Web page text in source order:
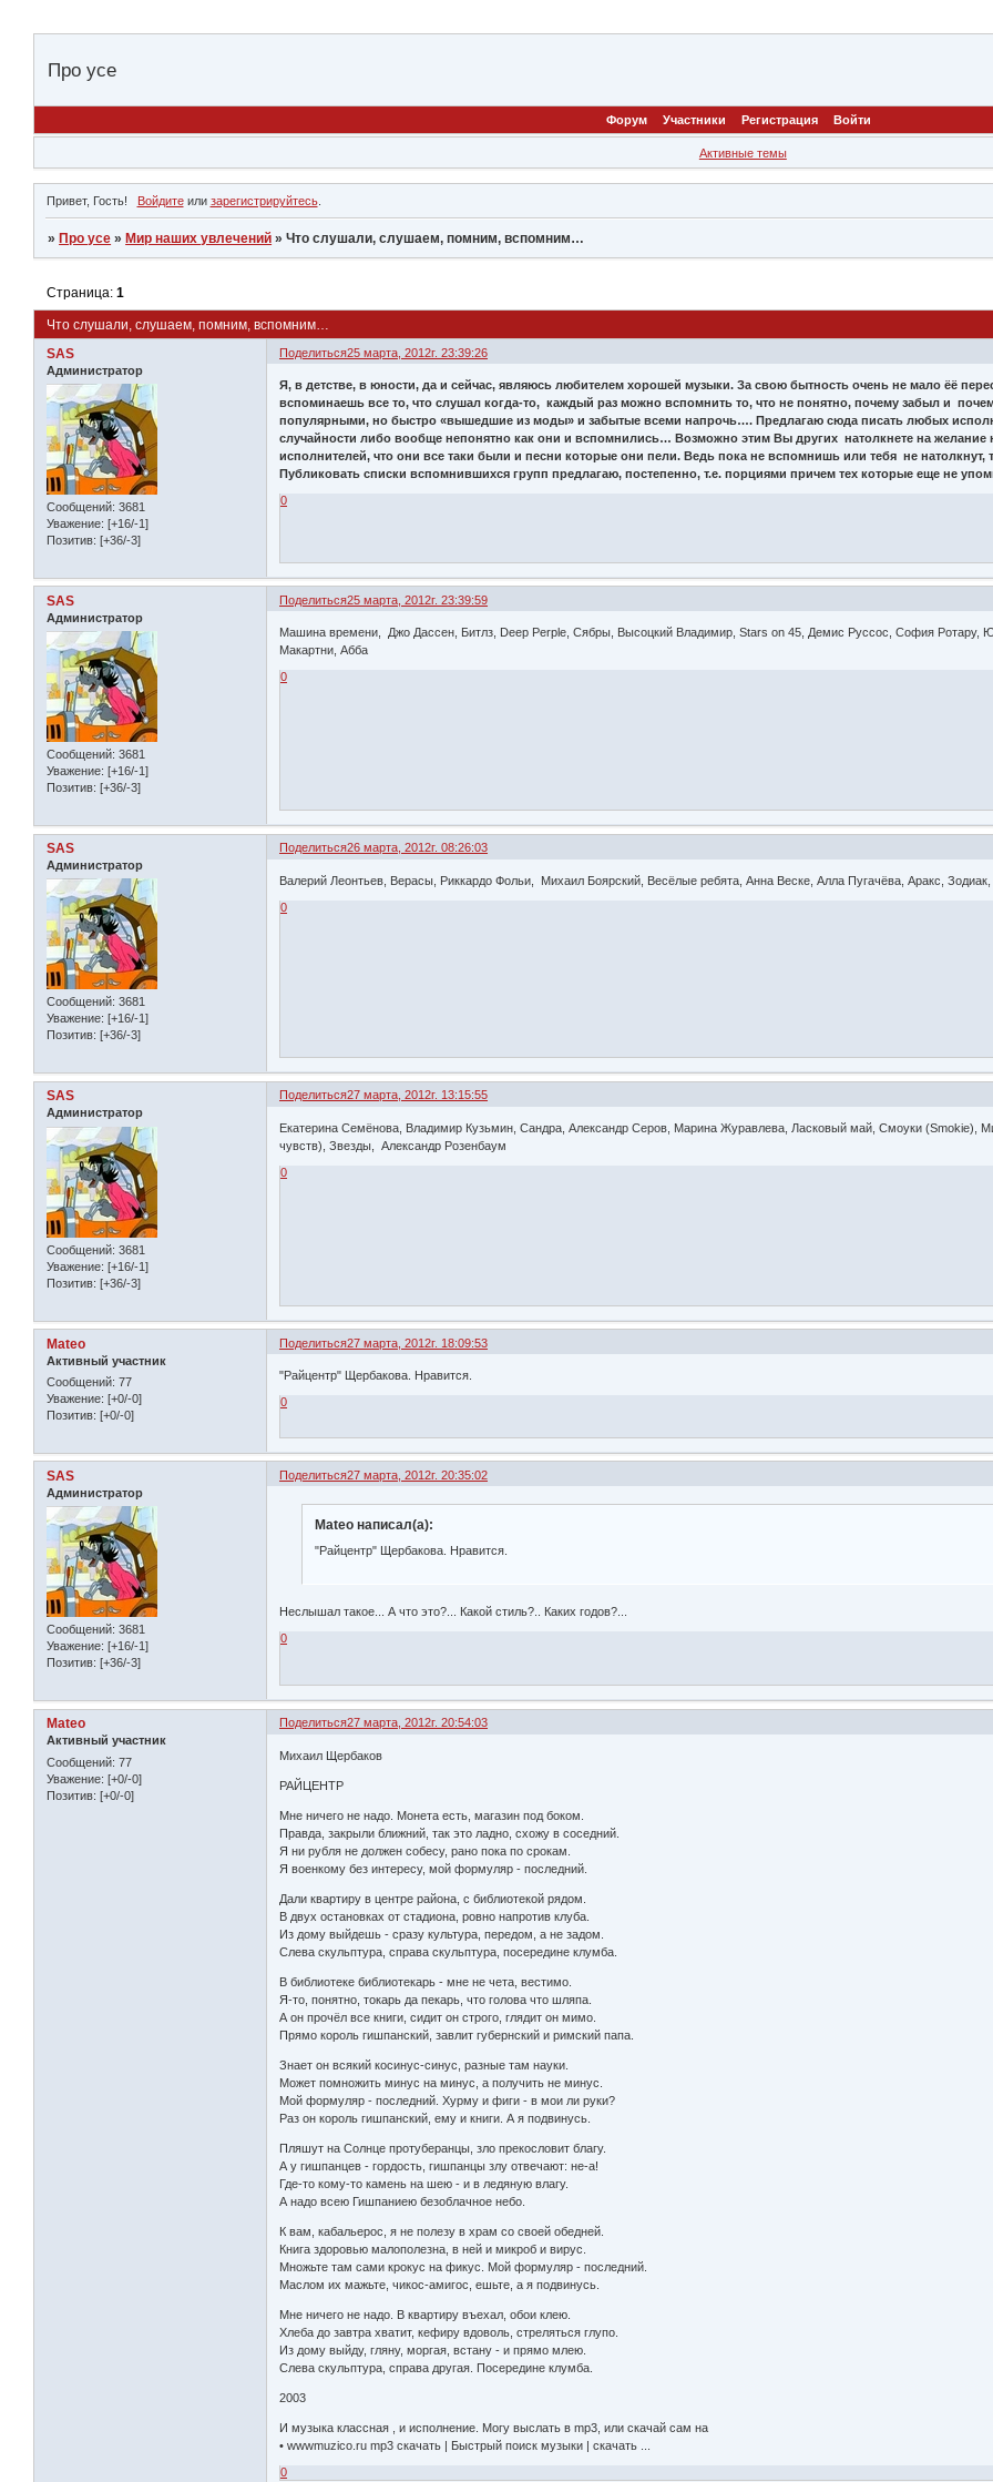
Про усе
Форум Участники Регистрация Войти
Активные темы
Привет, Гость! Войдитеили зарегистрируйтесь.
» Про усе » Мир наших увлечений »Что слушали, слушаем, помним, вспомним…
Что слушали, слушаем, помним, вспомним…
Страница:1
Поделиться25 марта, 2012г. 23:39:26
SAS
Администратор
Сообщений: 3681
Уважение: [+16/-1]
Позитив: [+36/-3]
Я, в детстве, в юности, да и сейчас, являюсь любителем хорошей музыки. За свою бытность очень не мало ёё
вспоминаешь все то, что слушал когда-то, каждый раз можно вспомнить то, что не понятно, почему забыл и
популярными, но быстро «вышедшие из моды» и забытые всеми напрочь…. Предлагаю сюда писать любых
случайности либо вообще непонятно как они и вспомнились… Возможно этим Вы других натолкнете на желание
исполнителей, что они все таки были и песни которые они пели. Ведь пока не вспомнишь или тебя не натолкнут,
Публиковать списки вспомнившихся групп предлагаю, постепенно, т.е. порциями причем тех которые еще не
0
Поделиться25 марта, 2012г. 23:39:59
SAS
Администратор
Сообщений: 3681
Уважение: [+16/-1]
Позитив: [+36/-3]
Машина времени, Джо Дассен, Битлз, Deep Perple, Сябры, Высоцкий Владимир, Stars on 45, Демис Руссос, София
Макартни, Абба
0
Поделиться26 марта, 2012г. 08:26:03
SAS
Администратор
Сообщений: 3681
Уважение: [+16/-1]
Позитив: [+36/-3]
Валерий Леонтьев, Верасы, Риккардо Фольи, Михаил Боярский, Весёлые ребята, Анна Веске, Алла Пугачёва, Аракс,
0
Поделиться27 марта, 2012г. 13:15:55
SAS
Администратор
Сообщений: 3681
Уважение: [+16/-1]
Позитив: [+36/-3]
Екатерина Семёнова, Владимир Кузьмин, Сандра, Александр Серов, Марина Журавлева, Ласковый май, Смоуки (Smokie),
чувств), Звезды, Александр Розенбаум
0
Поделиться27 марта, 2012г. 18:09:53
Mateo
Активный участник
Сообщений: 77
Уважение: [+0/-0]
Позитив: [+0/-0]
"Райцентр" Щербакова. Нравится.
0
Поделиться27 марта, 2012г. 20:35:02
SAS
Администратор
Сообщений: 3681
Уважение: [+16/-1]
Позитив: [+36/-3]
Mateo написал(а):
"Райцентр" Щербакова. Нравится.
Неслышал такое... А что это?... Какой стиль?.. Каких годов?...
0
Поделиться27 марта, 2012г. 20:54:03
Mateo
Активный участник
Сообщений: 77
Уважение: [+0/-0]
Позитив: [+0/-0]
Михаил Щербаков
РАЙЦЕНТР
Мне ничего не надо. Монета есть, магазин под боком.
Правда, закрыли ближний, так это ладно, схожу в соседний.
Я ни рубля не должен собесу, рано пока по срокам.
Я военкому без интересу, мой формуляр - последний.
Дали квартиру в центре района, с библиотекой рядом.
В двух остановках от стадиона, ровно напротив клуба.
Из дому выйдешь - сразу культура, передом, а не задом.
Слева скульптура, справа скульптура, посередине клумба.
В библиотеке библиотекарь - мне не чета, вестимо.
Я-то, понятно, токарь да пекарь, что голова что шляпа.
А он прочёл все книги, сидит он строго, глядит он мимо.
Прямо король гишпанский, завлит губернский и римский папа.
Знает он всякий косинус-синус, разные там науки.
Может помножить минус на минус, а получить не минус.
Мой формуляр - последний. Хурму и фиги - в мои ли руки?
Раз он король гишпанский, ему и книги. А я подвинусь.
Пляшут на Солнце протуберанцы, зло прекословит благу.
А у гишпанцев - гордость, гишпанцы злу отвечают: не-а!
Где-то кому-то камень на шею - и в ледяную влагу.
А надо всею Гишпаниею безоблачное небо.
К вам, кабальерос, я не полезу в храм со своей обедней.
Книга здоровью малополезна, в ней и микроб и вирус.
Множьте там сами крокус на фикус. Мой формуляр - последний.
Маслом их мажьте, чикос-амигос, ешьте, а я подвинусь.
Мне ничего не надо. В квартиру въехал, обои клею.
Хлеба до завтра хватит, кефиру вдоволь, стреляться глупо.
Из дому выйду, гляну, моргая, встану - и прямо млею.
Слева скульптура, справа другая. Посередине клумба.
2003
И музыка классная , и исполнение. Могу выслать в mp3, или скачай сам на
• wwwmuzico.ru mp3 скачать | Быстрый поиск музыки | скачать ...
0